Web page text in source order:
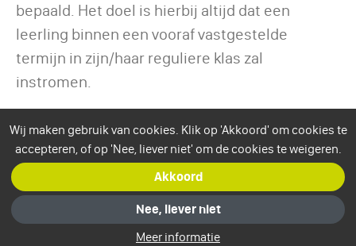
Wij maken gebruik van cookies. Klik op 'Akkoord' om cookies te
accepteren, of op 'Nee, liever niet' om de cookies te weigeren.
Akkoord
Nee, liever niet
Meer informatie
bepaald. Het doel is hierbij altijd dat een
leerling binnen een vooraf vastgestelde
termijn in zijn/haar reguliere klas zal
instromen.